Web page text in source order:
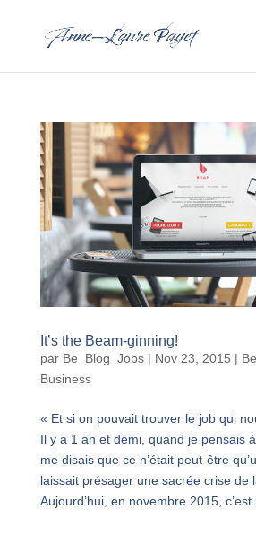
It’s the Beam-ginning!
par Be_Blog_Jobs| Nov 23, 2015 |
Business
« Et si on pouvait trouver le job qui
Il y a 1 an et demi, quand je pensais
me disais que ce n’était peut-être
laissait présager une sacrée crise de
Aujourd’hui, en novembre 2015, c’est